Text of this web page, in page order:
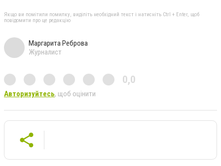
Якщо ви помітили помилку, виділіть необхідний текст і натисніть Ctrl + Enter, щоб
повідомити про це редакцію
Маргарита Реброва
Журналист
0,0
Авторизуйтесь, щоб оцінити